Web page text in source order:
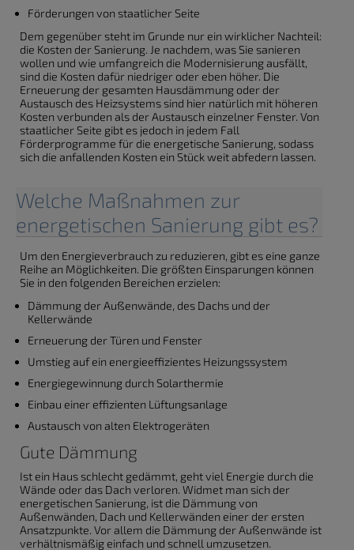
Förderungen von staatlicher Seite
Dem gegenüber steht im Grunde nur ein wirklicher Nachteil:
die Kosten der Sanierung. Je nachdem, was Sie sanieren
wollen und wie umfangreich die Modernisierung ausfällt,
sind die Kosten dafür niedriger oder eben höher. Die
Erneuerung der gesamten Hausdämmung oder der
Austausch des Heizsystems sind hier natürlich mit höheren
Kosten verbunden als der Austausch einzelner Fenster. Von
staatlicher Seite gibt es jedoch in jedem Fall
Förderprogramme für die energetische Sanierung, sodass
sich die anfallenden Kosten ein Stück weit abfedern lassen.
Welche Maßnahmen zur
energetischen Sanierung gibt es?
Um den Energieverbrauch zu reduzieren, gibt es eine ganze
Reihe an Möglichkeiten. Die größten Einsparungen können
Sie in den folgenden Bereichen erzielen:
Dämmung der Außenwände, des Dachs und der
Kellerwände
Erneuerung der Türen und Fenster
Umstieg auf ein energieeffizientes Heizungssystem
Energiegewinnung durch Solarthermie
Einbau einer effizienten Lüftungsanlage
Austausch von alten Elektrogeräten
Gute Dämmung
Ist ein Haus schlecht gedämmt, geht viel Energie durch die
Wände oder das Dach verloren. Widmet man sich der
energetischen Sanierung, ist die Dämmung von
Außenwänden, Dach und Kellerwänden einer der ersten
Ansatzpunkte. Vor allem die Dämmung der Außenwände ist
verhältnismäßig einfach und schnell umzusetzen.